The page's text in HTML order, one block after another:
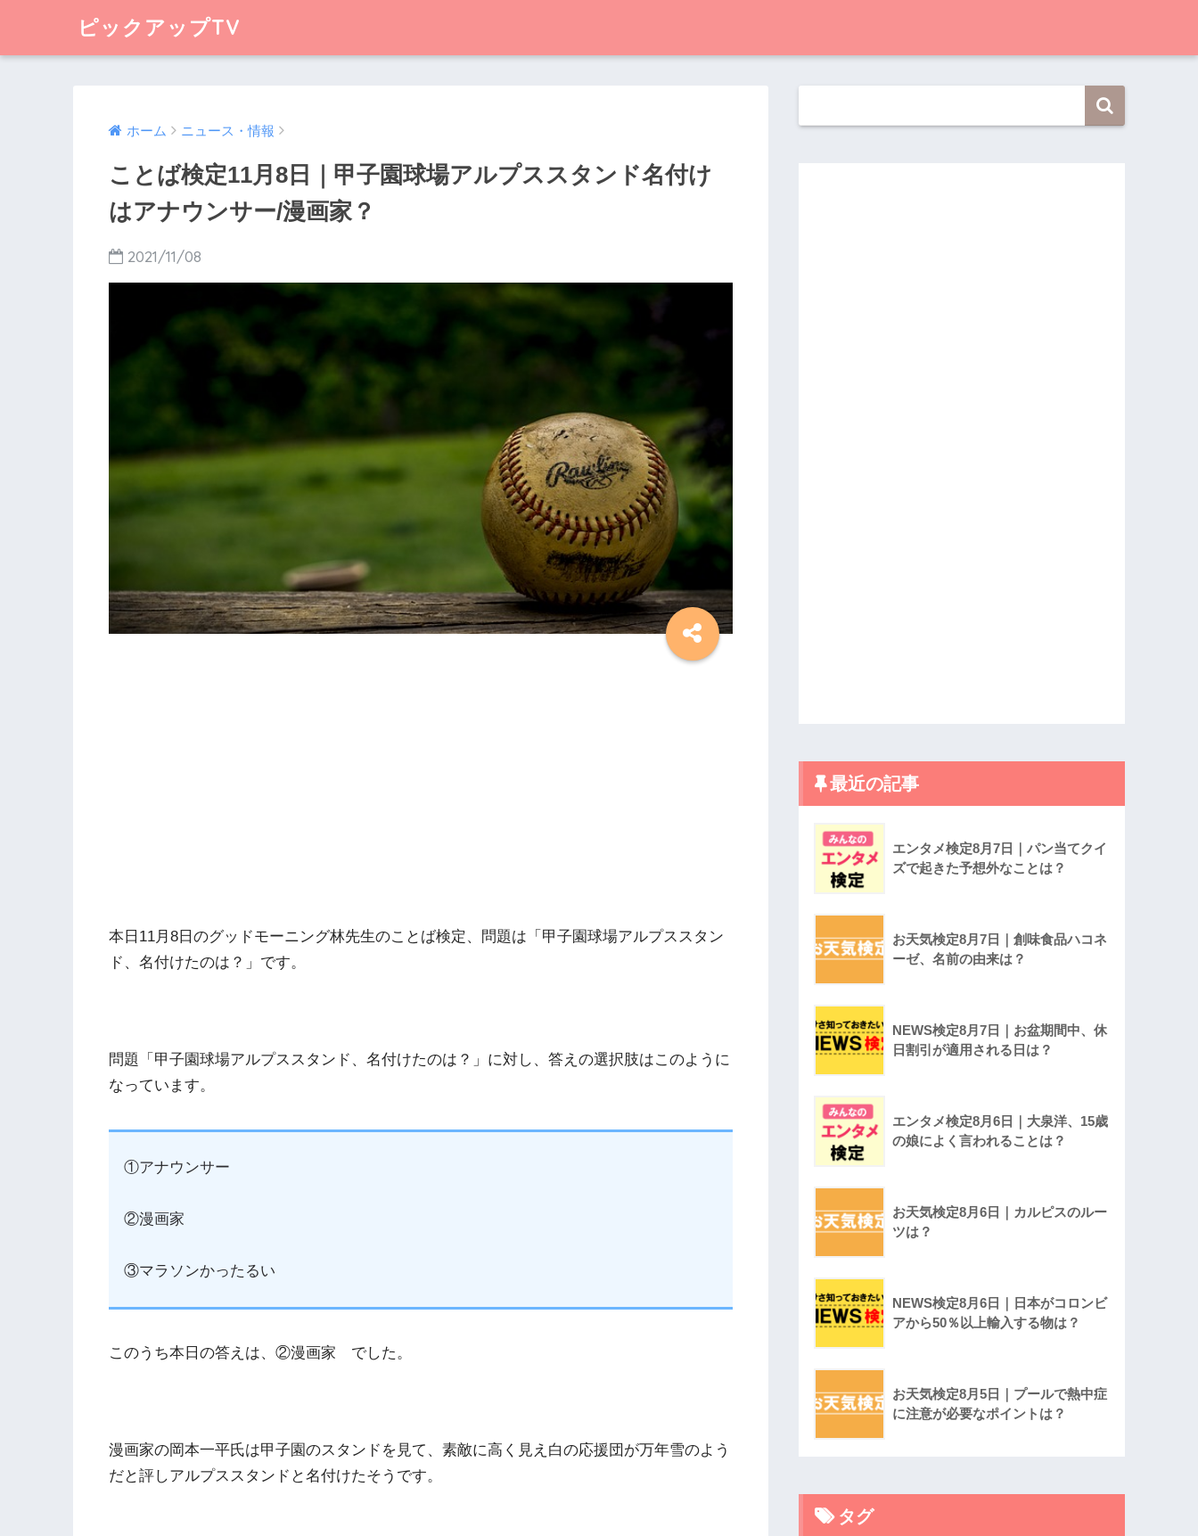
ピックアップTV
ホーム ニュース・情報
ことば検定11月8日｜甲子園球場アルプススタンド名付け
はアナウンサー/漫画家？
2021/11/08
本日11月8日のグッドモーニング林先生のことば検定、問題は「甲子園球場アルプススタン
ド、名付けたのは？」です。
問題「甲子園球場アルプススタンド、名付けたのは？」に対し、答えの選択肢はこのように
なっています。
①アナウンサー
②漫画家
③マラソンかったるい
このうち本日の答えは、②漫画家 でした。
漫画家の岡本一平氏は甲子園のスタンドを見て、素敵に高く見え白の応援団が万年雪のよう
だと評しアルプススタンドと名付けたそうです。
最近の記事
エンタメ検定8月7日｜パン当てクイ
ズで起きた予想外なことは？
お天気検定8月7日｜創味食品ハコネ
ーゼ、名前の由来は？
NEWS検定8月7日｜お盆期間中、休
日割引が適用される日は？
エンタメ検定8月6日｜大泉洋、15歳
の娘によく言われることは？
お天気検定8月6日｜カルピスのルー
ツは？
NEWS検定8月6日｜日本がコロンビ
アから50％以上輸入する物は？
お天気検定8月5日｜プールで熱中症
に注意が必要なポイントは？
タグ